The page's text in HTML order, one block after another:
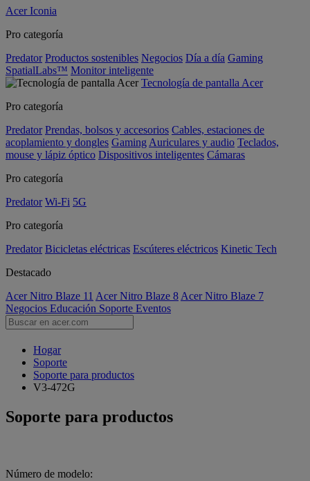
Acer Iconia
Pro categoría
Predator Productos sostenibles Negocios Día a día Gaming
SpatialLabs™ Monitor inteligente
Tecnología de pantalla Acer
Pro categoría
Predator Prendas, bolsos y accesorios Cables, estaciones de
acoplamiento y dongles Gaming Auriculares y audio Teclados,
mouse y lápiz óptico Dispositivos inteligentes Cámaras
Pro categoría
Predator Wi-Fi 5G
Pro categoría
Predator Bicicletas eléctricas Escúteres eléctricos Kinetic Tech
Destacado
Acer Nitro Blaze 11 Acer Nitro Blaze 8 Acer Nitro Blaze 7
Negocios Educación Soporte Eventos
Hogar
Soporte
Soporte para productos
V3-472G
Soporte para productos
Número de modelo: